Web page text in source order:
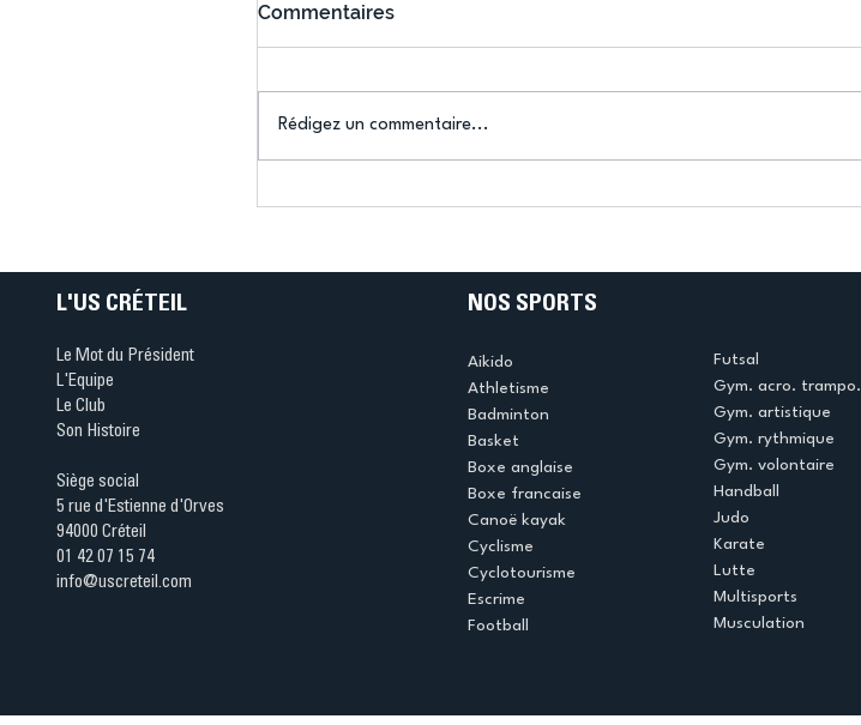
Commentaires
Rédigez un commentaire...
L'US CRÉTEIL
Le Mot du Président
L'Equipe
Le Club
Son Histoire
Siège social
5 rue d'Estienne d'Orves
94000 Créteil
01 42 07 15 74
info@uscreteil.com
NOS SPORTS
Aikido
Athletisme
Badminton
Basket
Boxe anglaise
Boxe francaise
Canoë kayak
Cyclisme
Cyclotourisme
Escrime
Football
Futsal
Gym. acro. trampo.
Gym. artistique
Gym. rythmique
Gym. volontaire
Handball
Judo
Karate
Lutte
Multisports
Musculation